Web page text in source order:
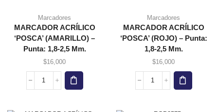
Marcadores
MARCADOR ACRÍLICO
‘POSCA’ (AMARILLO) –
Punta: 1,8-2,5 Mm.
$16,000
Marcadores
MARCADOR ACRÍLICO
‘POSCA’ (ROJO) – Punta:
1,8-2,5 Mm.
$16,000